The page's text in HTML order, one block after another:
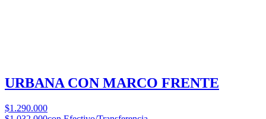
URBANA CON MARCO FRENTE
$1.290.000